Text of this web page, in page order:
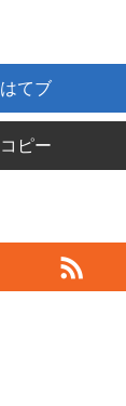
はてブ
コピー